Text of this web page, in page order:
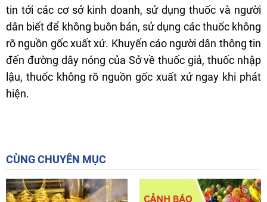
tin tới các cơ sở kinh doanh, sử dụng thuốc và người
dân biết để không buôn bán, sử dụng các thuốc không
rõ nguồn gốc xuất xứ. Khuyến cáo người dân thông tin
đến đường dây nóng của Sở về thuốc giả, thuốc nhập
lậu, thuốc không rõ nguồn gốc xuất xứ ngay khi phát
hiện.
CÙNG CHUYÊN MỤC